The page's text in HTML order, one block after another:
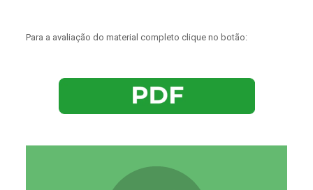
Para a avaliação do material completo clique no botão: